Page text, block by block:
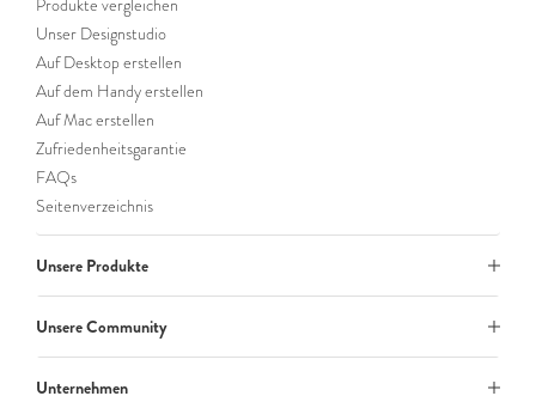
Produkte vergleichen
Unser Designstudio
Auf Desktop erstellen
Auf dem Handy erstellen
Auf Mac erstellen
Zufriedenheitsgarantie
FAQs
Seitenverzeichnis
Unsere Produkte
Unsere Community
Unternehmen